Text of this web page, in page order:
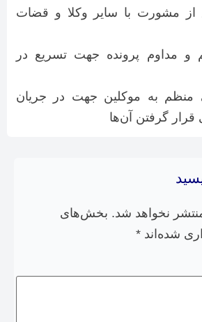
از مشورت با سایر وکلا و قضات
و مداوم پرونده جهت تسریع در
به موکلین جهت در جریان
قرار گرفتن آن‌ها
نخواهد شد. بخش‌های
شده‌اند *